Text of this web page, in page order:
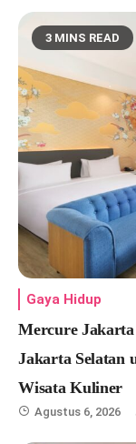
3 MINS READ
Gaya Hidup
Mercure
Jakarta Selatan
Wisata Kuliner
Agustus 6, 2026